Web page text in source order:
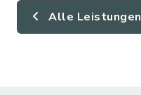
Alle Leistungen